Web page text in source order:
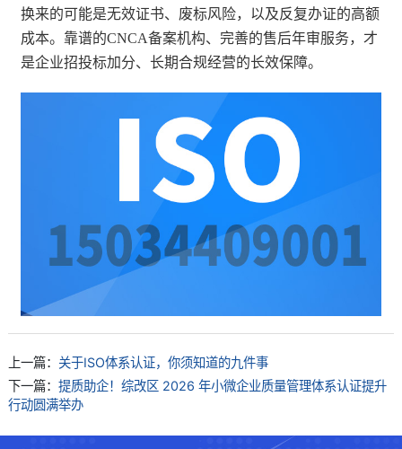
换来的可能是无效证书、废标风险，以及反复办证的高额
成本。靠谱的CNCA备案机构、完善的售后年审服务，才
是企业招投标加分、长期合规经营的长效保障。
上一篇： 关于ISO体系认证，你须知道的九件事
下一篇： 提质助企！综改区 2026 年小微企业质量管理体系认证提升
行动圆满举办